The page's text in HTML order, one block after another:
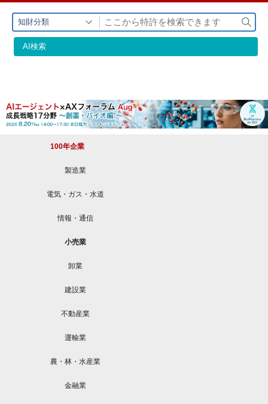
知財分類
検
索
AI検索
100年企業
製造業
電気・ガス・水道
情報・通信
小売業
卸業
建設業
不動産業
運輸業
農・林・水産業
金融業